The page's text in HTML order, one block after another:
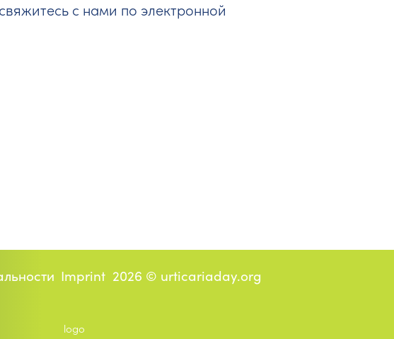
с нами по электронной
Imprint 2026 © urticariaday.org